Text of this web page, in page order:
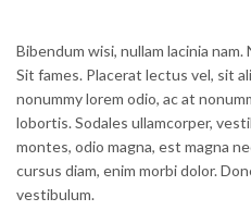
Bibendum wisi, nullam lacinia
Sit fames. Placerat lectus vel, sit
nonummy lorem odio, ac at
lobortis. Sodales ullamcorper,
montes, odio magna, est magna
cursus diam, enim morbi dolor.
vestibulum.